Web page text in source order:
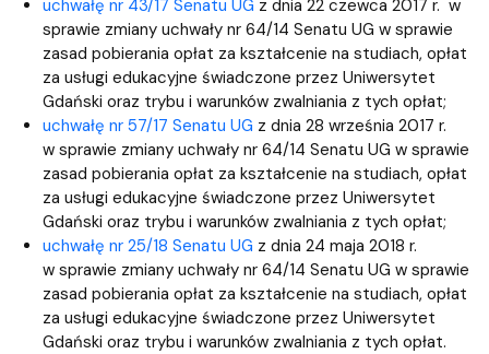
uchwałę nr 43/17 Senatu UG z dnia 22 czewca 2017 r. w
sprawie zmiany uchwały nr 64/14 Senatu UG w sprawie
zasad pobierania opłat za kształcenie na studiach, opłat
za usługi edukacyjne świadczone przez Uniwersytet
Gdański oraz trybu i warunków zwalniania z tych opłat;
uchwałę nr 57/17 Senatu UG z dnia 28 września 2017 r.
w sprawie zmiany uchwały nr 64/14 Senatu UG w sprawie
zasad pobierania opłat za kształcenie na studiach, opłat
za usługi edukacyjne świadczone przez Uniwersytet
Gdański oraz trybu i warunków zwalniania z tych opłat;
uchwałę nr 25/18 Senatu UG z dnia 24 maja 2018 r.
w sprawie zmiany uchwały nr 64/14 Senatu UG w sprawie
zasad pobierania opłat za kształcenie na studiach, opłat
za usługi edukacyjne świadczone przez Uniwersytet
Gdański oraz trybu i warunków zwalniania z tych opłat.